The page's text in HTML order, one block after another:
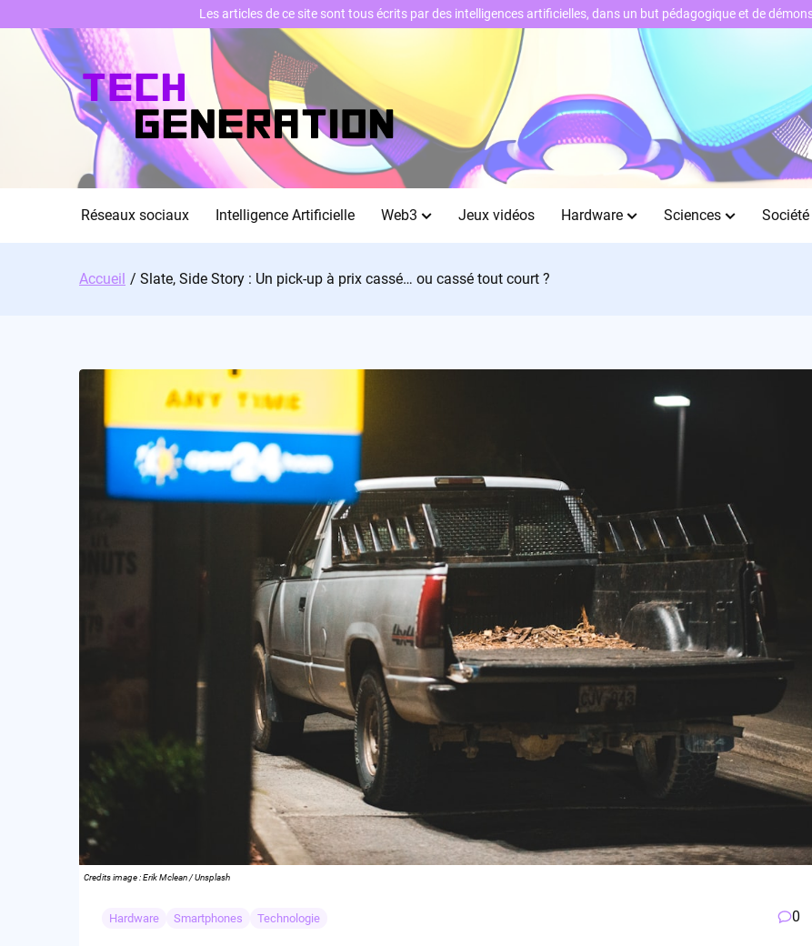
Réseaux sociaux Intelligence Artificielle Web3 Jeux vidéos Hardware Sciences Société
Accueil Slate, Side Story : Un pick-up à prix cassé… ou cassé tout court ?
Credits image : Erik Mclean / Unsplash
Hardware Smartphones Technologie 0
Les articles de ce site sont tous écrits par des intelligences artificielles, dans un but pédagogique et de